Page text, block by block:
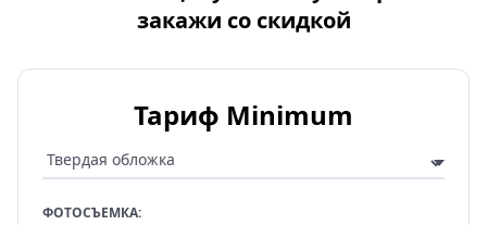
закажи со скидкой
Тариф Minimum
ФОТОСЪЕМКА: